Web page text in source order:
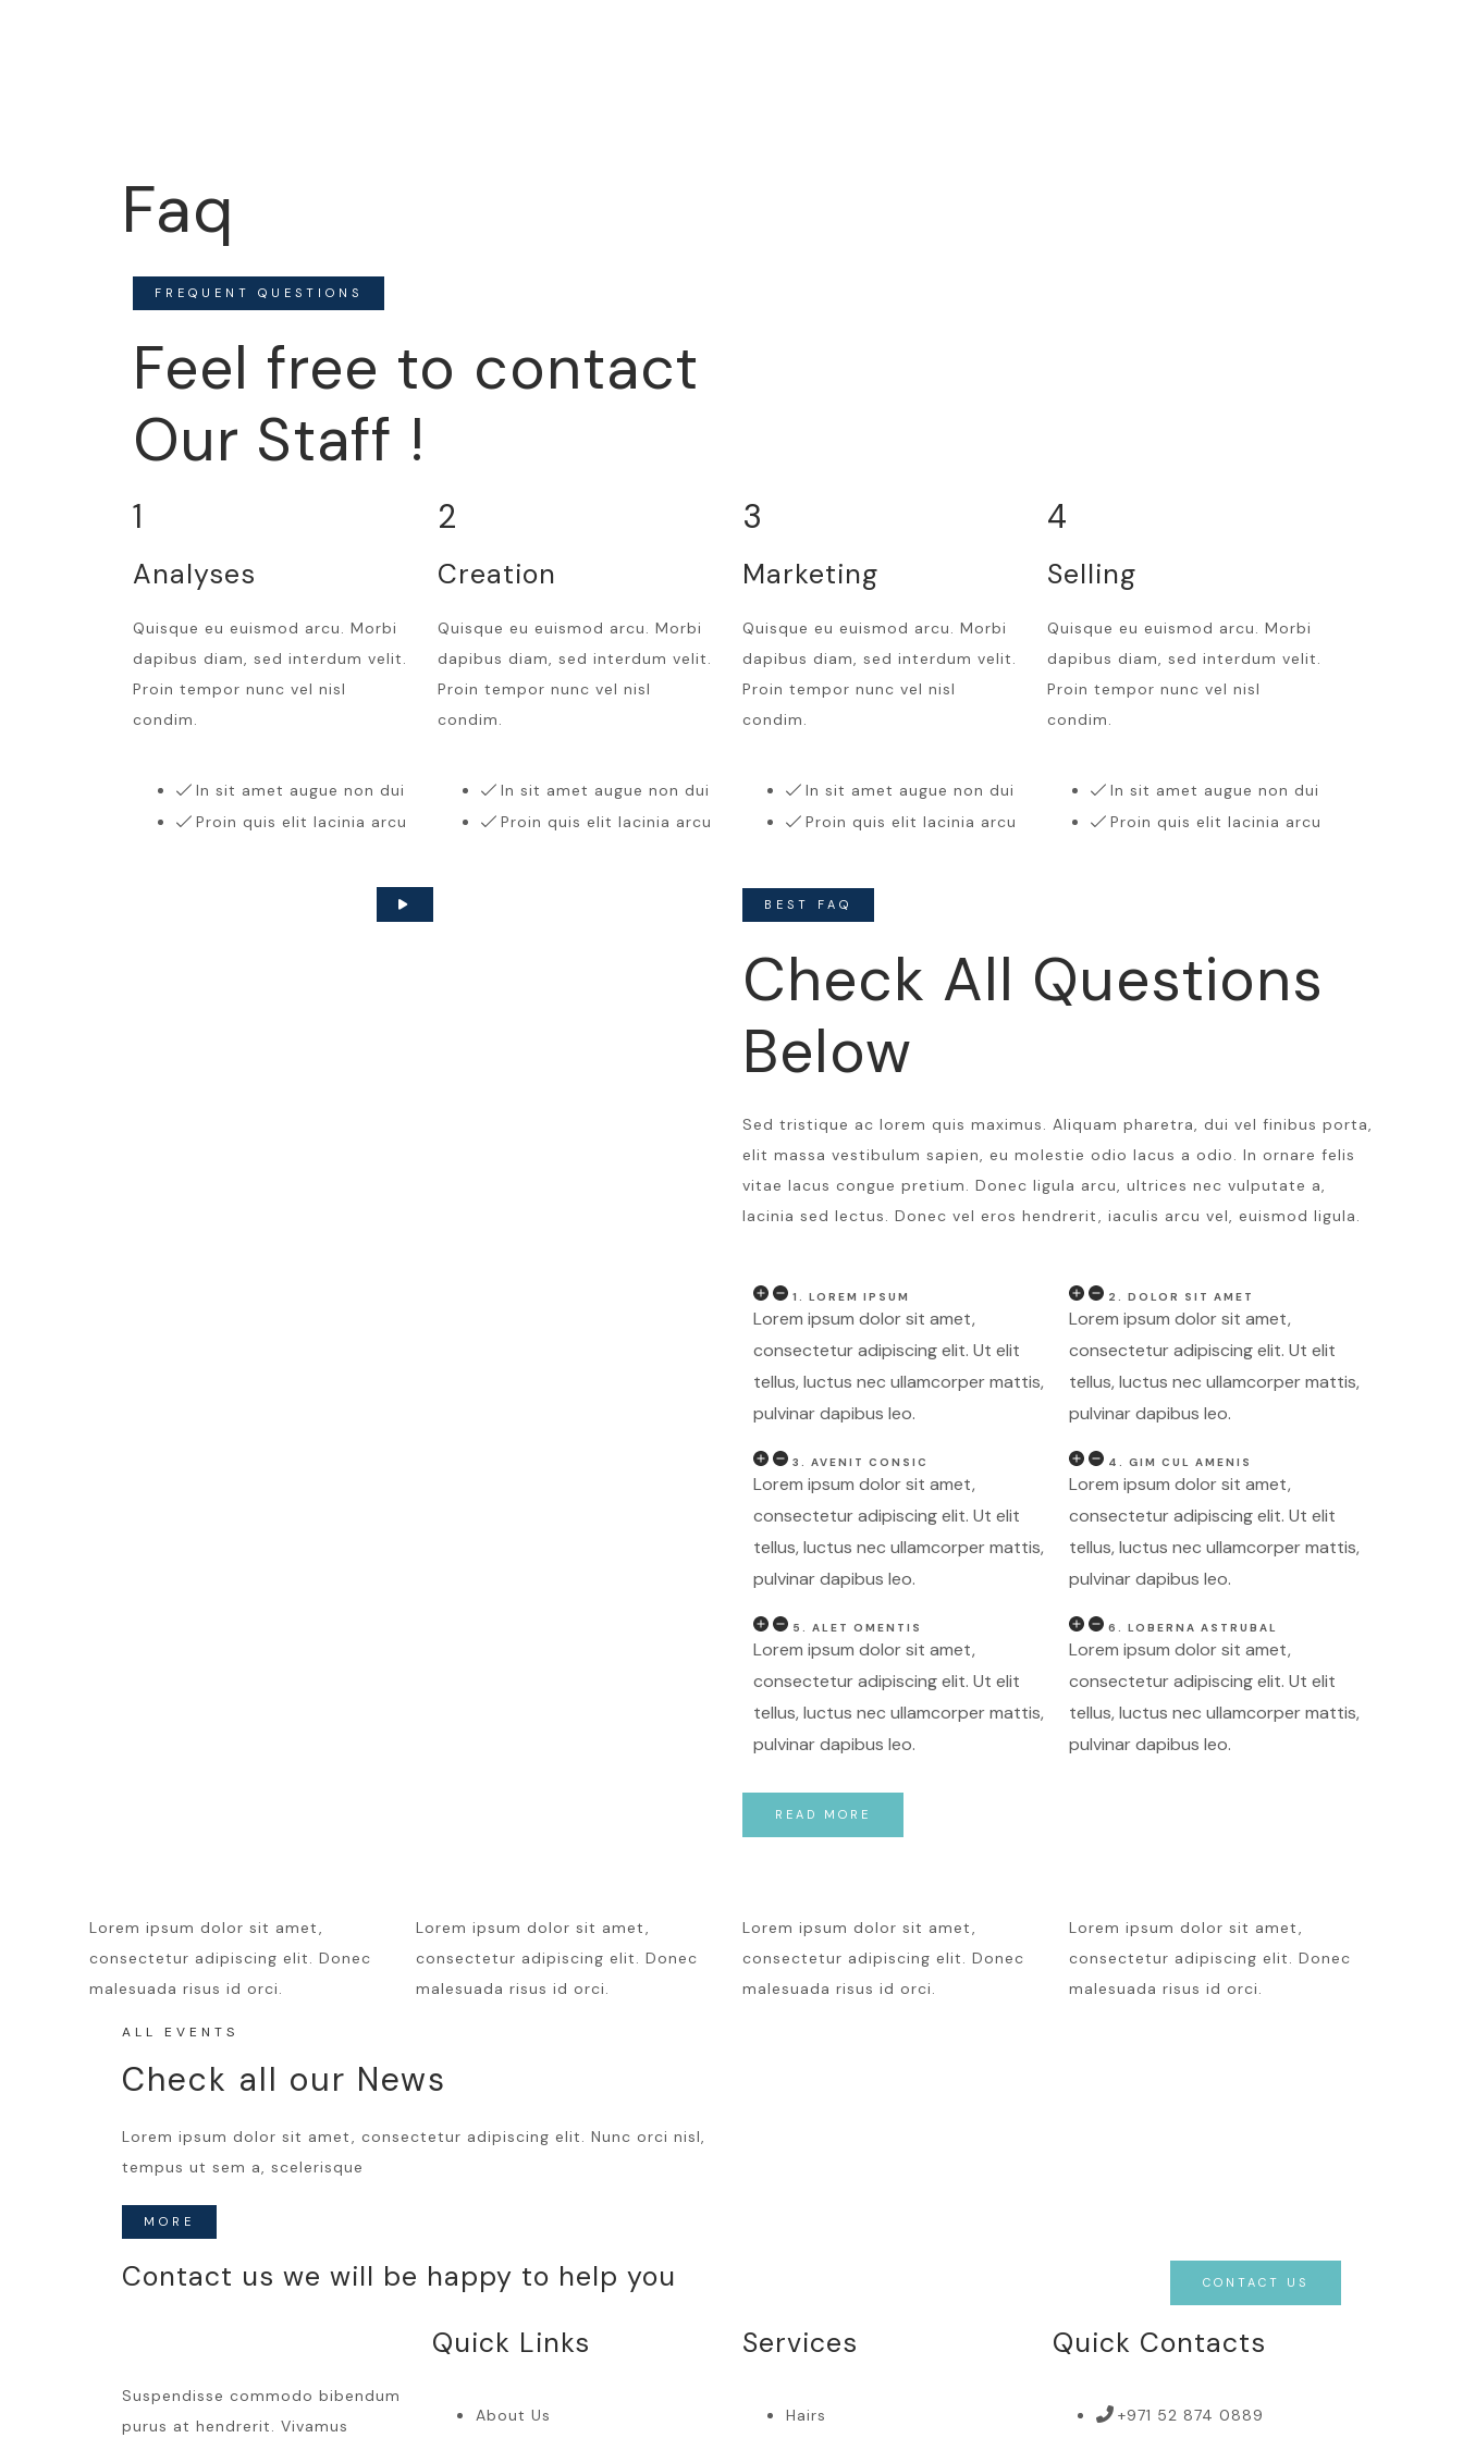
Faq
FREQUENT QUESTIONS
Feel free to contact
Our Staff !
1
Analyses
Quisque eu euismod arcu. Morbi
dapibus diam, sed interdum velit.
Proin tempor nunc vel nisl
condim.
In sit amet augue non dui
Proin quis elit lacinia arcu
2
Creation
Quisque eu euismod arcu. Morbi
dapibus diam, sed interdum velit.
Proin tempor nunc vel nisl
condim.
In sit amet augue non dui
Proin quis elit lacinia arcu
3
Marketing
Quisque eu euismod arcu. Morbi
dapibus diam, sed interdum velit.
Proin tempor nunc vel nisl
condim.
In sit amet augue non dui
Proin quis elit lacinia arcu
4
Selling
Quisque eu euismod arcu. Morbi
dapibus diam, sed interdum velit.
Proin tempor nunc vel nisl
condim.
In sit amet augue non dui
Proin quis elit lacinia arcu
BEST FAQ
Check All Questions
Below
Sed tristique ac lorem quis maximus. Aliquam pharetra, dui vel finibus porta,
elit massa vestibulum sapien, eu molestie odio lacus a odio. In ornare felis
vitae lacus congue pretium. Donec ligula arcu, ultrices nec vulputate a,
lacinia sed lectus. Donec vel eros hendrerit, iaculis arcu vel, euismod ligula.
1. LOREM IPSUM
Lorem ipsum dolor sit amet,
consectetur adipiscing elit. Ut elit
tellus, luctus nec ullamcorper mattis,
pulvinar dapibus leo.
3. AVENIT CONSIC
Lorem ipsum dolor sit amet,
consectetur adipiscing elit. Ut elit
tellus, luctus nec ullamcorper mattis,
pulvinar dapibus leo.
5. ALET OMENTIS
Lorem ipsum dolor sit amet,
consectetur adipiscing elit. Ut elit
tellus, luctus nec ullamcorper mattis,
pulvinar dapibus leo.
2. DOLOR SIT AMET
Lorem ipsum dolor sit amet,
consectetur adipiscing elit. Ut elit
tellus, luctus nec ullamcorper mattis,
pulvinar dapibus leo.
4. GIM CUL AMENIS
Lorem ipsum dolor sit amet,
consectetur adipiscing elit. Ut elit
tellus, luctus nec ullamcorper mattis,
pulvinar dapibus leo.
6. LOBERNA ASTRUBAL
Lorem ipsum dolor sit amet,
consectetur adipiscing elit. Ut elit
tellus, luctus nec ullamcorper mattis,
pulvinar dapibus leo.
READ MORE
Lorem ipsum dolor sit amet,
consectetur adipiscing elit. Donec
malesuada risus id orci.
Lorem ipsum dolor sit amet,
consectetur adipiscing elit. Donec
malesuada risus id orci.
Lorem ipsum dolor sit amet,
consectetur adipiscing elit. Donec
malesuada risus id orci.
Lorem ipsum dolor sit amet,
consectetur adipiscing elit. Donec
malesuada risus id orci.
ALL EVENTS
Check all our News
Lorem ipsum dolor sit amet, consectetur adipiscing elit. Nunc orci nisl,
tempus ut sem a, scelerisque
MORE
Contact us we will be happy to help you CONTACT US
Suspendisse commodo bibendum
purus at hendrerit. Vivamus
Quick Links
About Us
Services
Hairs
Quick Contacts
+971 52 874 0889